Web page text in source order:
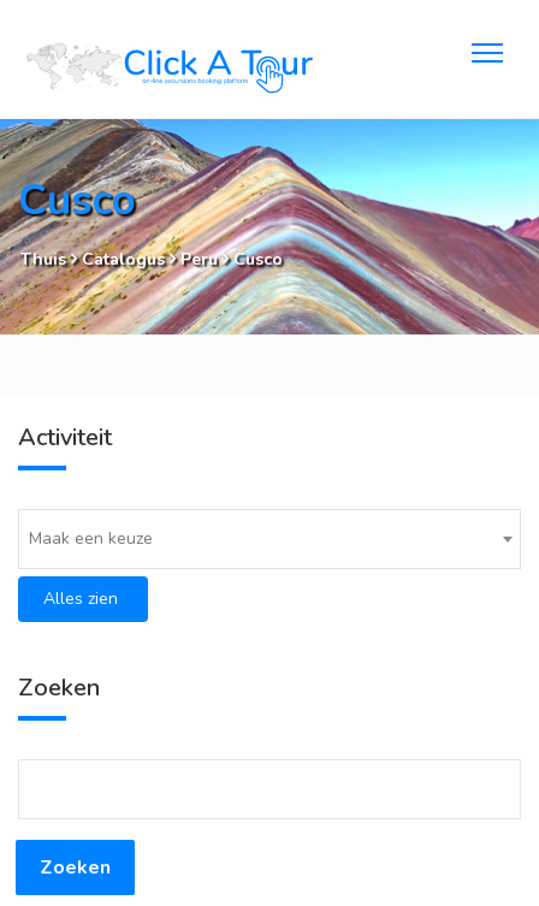
Cusco
Thuis Catalogus Peru Cusco
Activiteit
Maak een keuze
Alles zien
Zoeken
Zoeken